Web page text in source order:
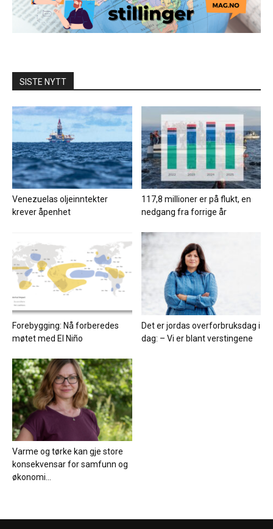
SISTE NYTT
Venezuelas oljeinntekter
krever åpenhet
117,8 millioner er på flukt, en
nedgang fra forrige år
Forebygging: Nå forberedes
møtet med El Niño
Det er jordas overforbruksdag i
dag: – Vi er blant verstingene
Varme og tørke kan gje store
konsekvensar for samfunn og
økonomi...